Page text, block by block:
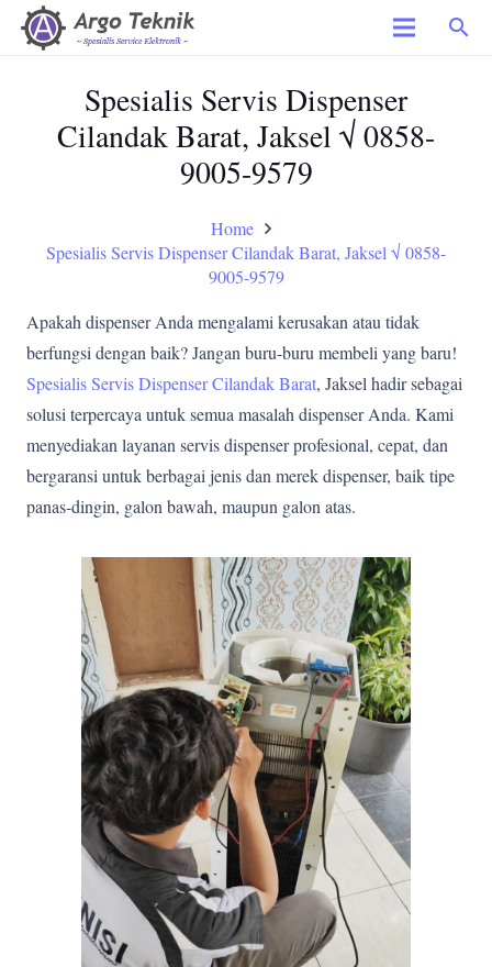
search
Spesialis Servis Dispenser
Cilandak Barat, Jaksel √ 0858-
9005-9579
Home
Spesialis Servis Dispenser Cilandak Barat, Jaksel √ 0858-
9005-9579
Apakah dispenser Anda mengalami kerusakan atau tidak
berfungsi dengan baik? Jangan buru-buru membeli yang baru!
Spesialis Servis Dispenser Cilandak Barat, Jaksel hadir sebagai
solusi terpercaya untuk semua masalah dispenser Anda. Kami
menyediakan layanan servis dispenser profesional, cepat, dan
bergaransi untuk berbagai jenis dan merek dispenser, baik tipe
panas-dingin, galon bawah, maupun galon atas.